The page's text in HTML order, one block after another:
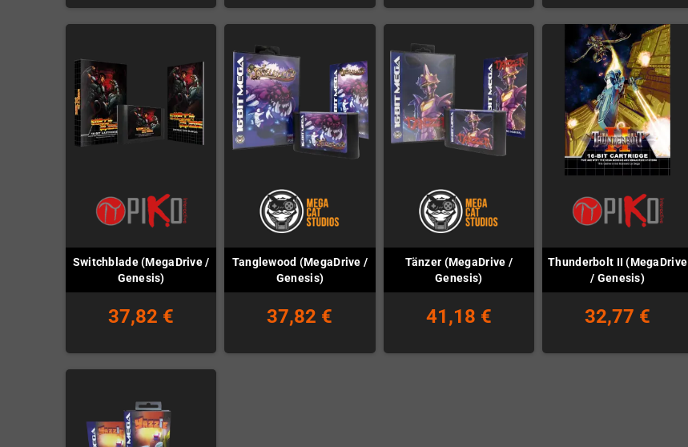
Switchblade (MegaDrive /
Genesis)
37,82 €
Tanglewood (MegaDrive /
Genesis)
37,82 €
Tänzer (MegaDrive /
Genesis)
41,18 €
Thunderbolt II (MegaDrive
/ Genesis)
32,77 €